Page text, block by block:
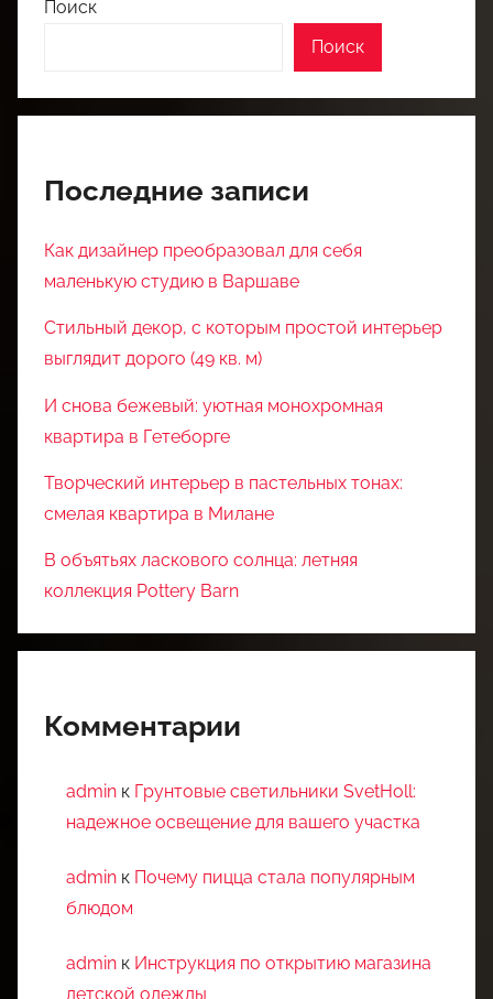
Поиск
Поиск
Последние записи
Как дизайнер преобразовал для себя
маленькую студию в Варшаве
Стильный декор, с которым простой интерьер
выглядит дорого (49 кв. м)
И снова бежевый: уютная монохромная
квартира в Гетеборге
Творческий интерьер в пастельных тонах:
смелая квартира в Милане
В объятьях ласкового солнца: летняя
коллекция Pottery Barn
Комментарии
admin к Грунтовые светильники SvetHoll:
надежное освещение для вашего участка
admin к Почему пицца стала популярным
блюдом
admin к Инструкция по открытию магазина
детской одежды